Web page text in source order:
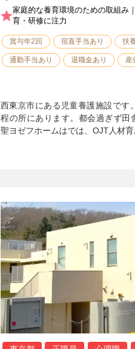
家庭的な養育環境のための取組み
育・研修に注力
賞与年2回 宿直手当あり 扶
通勤手当あり 退職金あり 産
西東京市にある児童養護施設です
程の所にあります。都会過ぎず田
聖ヨゼフホームはでは、OJT人材